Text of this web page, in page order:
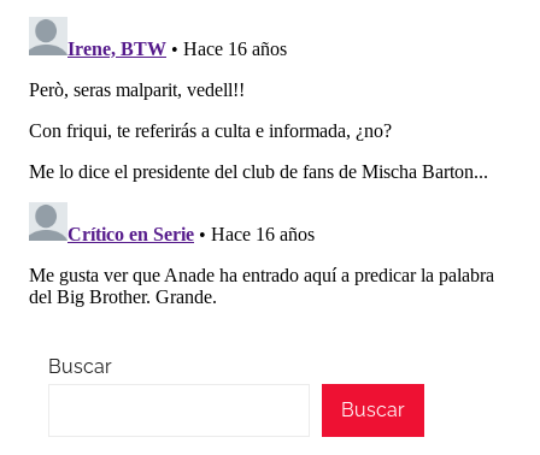
Buscar
Buscar